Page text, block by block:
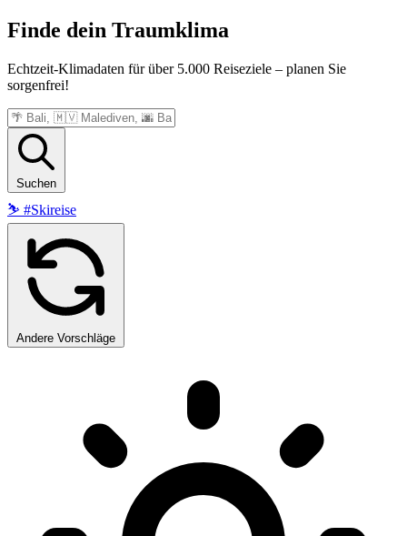
Finde dein Traumklima
Echtzeit-Klimadaten für über 5.000 Reiseziele – planen Sie
sorgenfrei!
Suchen
⛷️ #Skireise
Andere Vorschläge